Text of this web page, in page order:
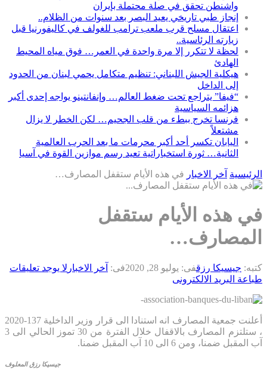
واشنطن تحقق في صلة محتملة بإيران
إنجاز طبي تاريخي يعيد البصر بعد سنوات من الظلام..
اعتقال مسلح قرب ملعب ترامب للغولف في كاليفورنيا قبل
زيارته الرئاسية..
لحظة لا تتكرر إلا مرة واحدة في العمر… فوق مياه المحيط
الهادئ
هيكلية الجيش اللبناني: تنظيم متكامل يحمي لبنان من الحدود
إلى الداخل
“فيفا” يتراجع تحت ضغط العالم… وإنفانتينو يواجه إحدى أكبر
هزائمه السياسية
فرنسا تخرج ببطء من قلب الجحيم… لكن الخطر لا يزال
مشتعلاً
اليابان تكسر أحد أكبر محرمات ما بعد الحرب العالمية
الثانية… ثورة استخباراتية تعيد رسم موازين القوة في آسيا
الرئيسية آخر الاخبار في هذه الأيام ستقفل المصارف…
في هذه الأيام ستقفل
المصارف…
كتبه: جيسيكا رزقفى: يوليو 28, 2020 فى: آخر الاخبار لا يوجد تعليقات
طباعة البريد الالكترونى
أعلنت جمعية المصارف انه استنادا الى قرار وزير الداخلية 137-2020
، ستلتزم المصارف بالاقفال خلال الفترة من 30 تموز الحالي الى 3
آب المقبل ضمنا، ومن 6 الى 10 آب المقبل ضمنا.
جيسيكا رزق المعلوف